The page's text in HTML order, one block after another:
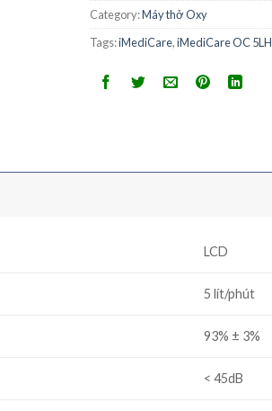
Category:Máy thở Oxy
Tags:iMediCare,iMediCare OC 5LH
LCD
5 lít/phút
93% ± 3%
< 45dB